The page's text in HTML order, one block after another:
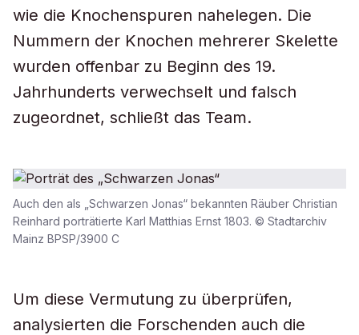
wie die Knochenspuren nahelegen. Die
Nummern der Knochen mehrerer Skelette
wurden offenbar zu Beginn des 19.
Jahrhunderts verwechselt und falsch
zugeordnet, schließt das Team.
Auch den als „Schwarzen Jonas“ bekannten Räuber Christian
Reinhard porträtierte Karl Matthias Ernst 1803. © Stadtarchiv
Mainz BPSP/3900 C
Um diese Vermutung zu überprüfen,
analysierten die Forschenden auch die